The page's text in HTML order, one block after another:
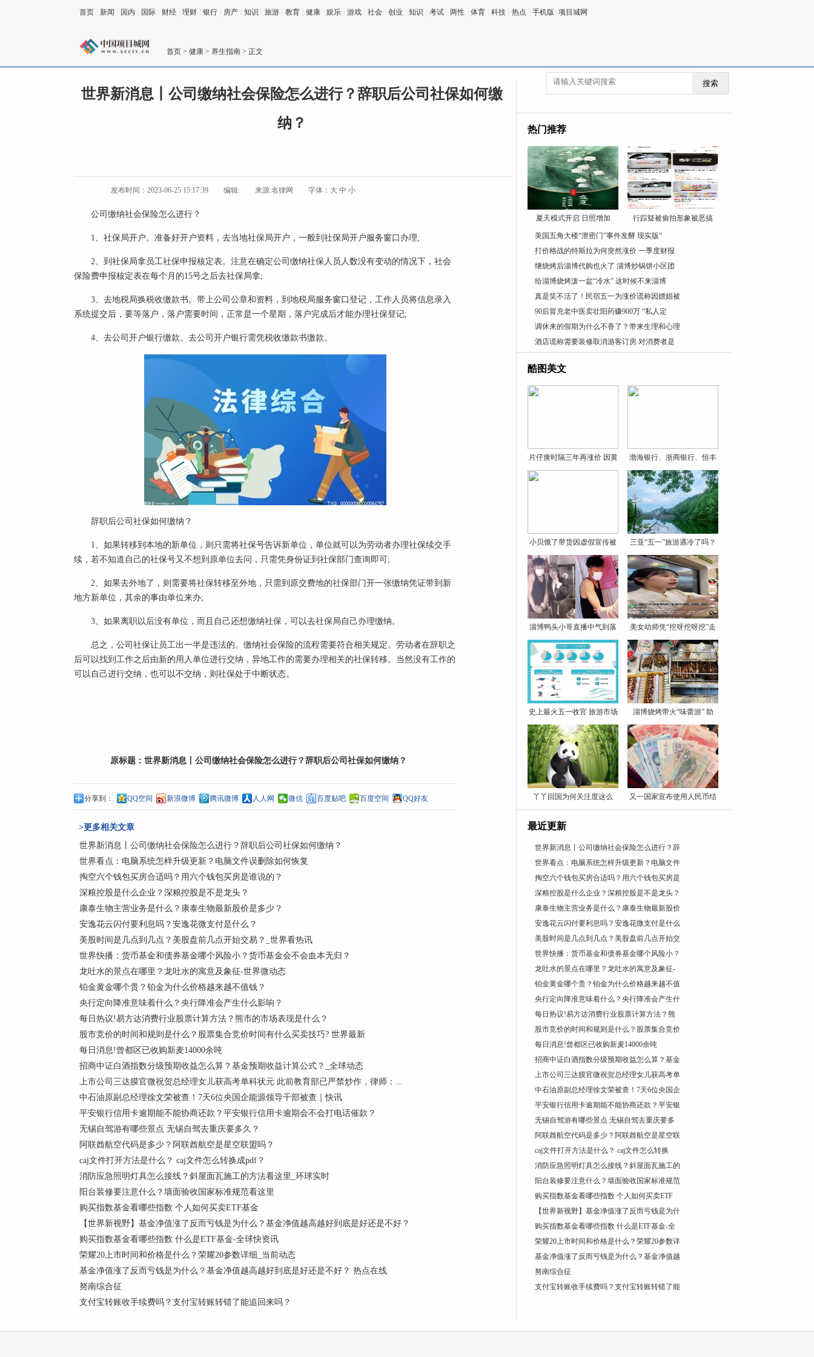
首页 新闻 国内 国际 财经 理财 银行 房产 知识 旅游 教育 健康 娱乐 游戏 社会 创业 知识 考试 两性 体育 科技 热点 手机版 项目城网
首页 > 健康 > 养生指南 > 正文
搜索
世界新消息丨公司缴纳社会保险怎么进行？辞职后公司社保如何缴
纳？
发布时间：2023-06-25 15:17:39 编辑: 来源:名律网 字体： 大 中 小
公司缴纳社会保险怎么进行？
1、社保局开户。准备好开户资料，去当地社保局开户，一般到社保局开户服务窗口办理;
2、到社保局拿员工社保申报核定表。注意在确定公司缴纳社保人员人数没有变动的情况下，社会
保险费申报核定表在每个月的15号之后去社保局拿;
3、去地税局换税收缴款书。带上公司公章和资料，到地税局服务窗口登记，工作人员将信息录入
系统提交后，要等落户，落户需要时间，正常是一个星期，落户完成后才能办理社保登记;
4、去公司开户银行缴款。去公司开户银行需凭税收缴款书缴款。
辞职后公司社保如何缴纳？
1、如果转移到本地的新单位，则只需将社保号告诉新单位，单位就可以为劳动者办理社保续交手
续，若不知道自己的社保号又不想到原单位去问，只需凭身份证到社保部门查询即可;
2、如果去外地了，则需要将社保转移至外地，只需到原交费地的社保部门开一张缴纳凭证带到新
地方新单位，其余的事由单位来办;
3、如果离职以后没有单位，而且自己还想缴纳社保，可以去社保局自己办理缴纳。
总之，公司社保让员工出一半是违法的。缴纳社会保险的流程需要符合相关规定。劳动者在辞职之
后可以找到工作之后由新的用人单位进行交纳，异地工作的需要办理相关的社保转移。当然没有工作的
可以自己进行交纳，也可以不交纳，则社保处于中断状态。
原标题： 世界新消息丨公司缴纳社会保险怎么进行？辞职后公司社保如何缴纳？
分享到： QQ空间 新浪微博 腾讯微博 人人网 微信 百度贴吧 百度空间 QQ好友
>更多相关文章
世界新消息丨公司缴纳社会保险怎么进行？辞职后公司社保如何缴纳？
世界看点：电脑系统怎样升级更新？电脑文件误删除如何恢复
掏空六个钱包买房合适吗？用六个钱包买房是谁说的？
深粮控股是什么企业？深粮控股是不是龙头？
康泰生物主营业务是什么？康泰生物最新股价是多少？
安逸花云闪付要利息吗？安逸花微支付是什么？
美股时间是几点到几点？美股盘前几点开始交易？_世界看热讯
世界快播：货币基金和债券基金哪个风险小？货币基金会不会血本无归？
龙吐水的景点在哪里？龙吐水的寓意及象征-世界微动态
铂金黄金哪个贵？铂金为什么价格越来越不值钱？
央行定向降准意味着什么？央行降准会产生什么影响？
每日热议!易方达消费行业股票计算方法？熊市的市场表现是什么？
股市竞价的时间和规则是什么？股票集合竞价时间有什么买卖技巧? 世界最新
每日消息!曾都区已收购新麦14000余吨
招商中证白酒指数分级预期收益怎么算？基金预期收益计算公式？_全球动态
上市公司三达膜官微祝贺总经理女儿获高考单科状元 此前教育部已严禁炒作，律师：...
中石油原副总经理徐文荣被查！7天6位央国企能源领导干部被查｜快讯
平安银行信用卡逾期能不能协商还款？平安银行信用卡逾期会不会打电话催款？
无锡自驾游有哪些景点 无锡自驾去重庆要多久？
阿联酋航空代码是多少？阿联酋航空是星空联盟吗？
caj文件打开方法是什么？ caj文件怎么转换成pdf？
消防应急照明灯具怎么接线？斜屋面瓦施工的方法看这里_环球实时
阳台装修要注意什么？墙面验收国家标准规范看这里
购买指数基金看哪些指数 个人如何买卖ETF基金
【世界新视野】基金净值涨了反而亏钱是为什么？基金净值越高越好到底是好还是不好？
购买指数基金看哪些指数 什么是ETF基金-全球快资讯
荣耀20上市时间和价格是什么？荣耀20参数详细_当前动态
基金净值涨了反而亏钱是为什么？基金净值越高越好到底是好还是不好？ 热点在线
努南综合征
支付宝转账收手续费吗？支付宝转账转错了能追回来吗？
热门推荐
夏天模式开启 日照增加 行踪疑被偷拍形象被恶搞
美国五角大楼“泄密门”事件发酵 现实版“
打价格战的特斯拉为何突然涨价 一季度财报
继烧烤后淄博代购也火了 淄博炒锅饼小区团
给淄博烧烤泼一盆“冷水” 这时候不来淄博
真是笑不活了！民宿五一为涨价谎称因嫖娼被
90后冒充老中医卖壮阳药赚900万 “私人定
调休来的假期为什么不香了？带来生理和心理
酒店谎称需要装修取消游客订房 对消费者是
酷图美文
片仔癀时隔三年再涨价 因黄
渤海银行、浙商银行、恒丰
银
小贝饿了带货因虚假宣传被
罚
三亚“五一”旅游遇冷了吗？
淄博鸭头小哥直播中气到落
泪
美女幼师凭“挖呀挖呀挖”走
史上最火五一收官 旅游市场 淄博烧烤带火“味蕾游” 助
丫丫回国为何关注度这么
高？
又一国家宣布使用人民币结
算
最近更新
世界新消息丨公司缴纳社会保险怎么进行？辞
世界看点：电脑系统怎样升级更新？电脑文件
掏空六个钱包买房合适吗？用六个钱包买房是
深粮控股是什么企业？深粮控股是不是龙头？
康泰生物主营业务是什么？康泰生物最新股价
安逸花云闪付要利息吗？安逸花微支付是什么
美股时间是几点到几点？美股盘前几点开始交
世界快播：货币基金和债券基金哪个风险小？
龙吐水的景点在哪里？龙吐水的寓意及象征-
铂金黄金哪个贵？铂金为什么价格越来越不值
央行定向降准意味着什么？央行降准会产生什
每日热议!易方达消费行业股票计算方法？熊
股市竞价的时间和规则是什么？股票集合竞价
每日消息!曾都区已收购新麦14000余吨
招商中证白酒指数分级预期收益怎么算？基金
上市公司三达膜官微祝贺总经理女儿获高考单
中石油原副总经理徐文荣被查！7天6位央国企
平安银行信用卡逾期能不能协商还款？平安银
无锡自驾游有哪些景点 无锡自驾去重庆要多
阿联酋航空代码是多少？阿联酋航空是星空联
caj文件打开方法是什么？ caj文件怎么转换
消防应急照明灯具怎么接线？斜屋面瓦施工的
阳台装修要注意什么？墙面验收国家标准规范
购买指数基金看哪些指数 个人如何买卖ETF
【世界新视野】基金净值涨了反而亏钱是为什
购买指数基金看哪些指数 什么是ETF基金-全
荣耀20上市时间和价格是什么？荣耀20参数详
基金净值涨了反而亏钱是为什么？基金净值越
努南综合征
支付宝转账收手续费吗？支付宝转账转错了能